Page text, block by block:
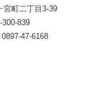
町二丁目3-39
300-839
47-6168